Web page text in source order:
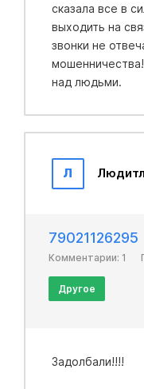
сказала все в
выходить на
звонки не
над людьми.
Л
79021126295
Комментарии: 1
Другое
Задолбали!!!!